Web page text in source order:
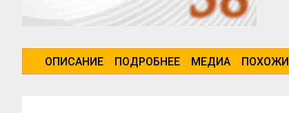
ОПИСАНИЕ ПОДРОБНЕЕ МЕДИА